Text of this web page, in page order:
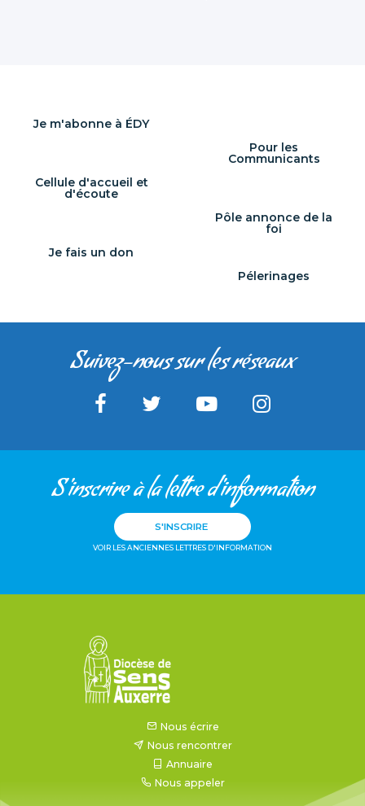
Je m'abonne à ÉDY
Pour les
Communicants
Cellule d'accueil et
d'écoute
Pôle annonce de la
foi
Je fais un don
Pélerinages
Suivez-nous sur les réseaux
S'inscrire à la lettre d'information
S'INSCRIRE
VOIR LES ANCIENNES LETTRES D'INFORMATION
Nous écrire
Nous rencontrer
Annuaire
Nous appeler